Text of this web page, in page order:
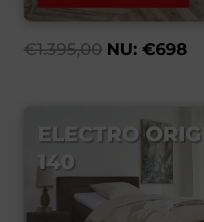
€1.395,00 NU: €698
ELECTRO
140